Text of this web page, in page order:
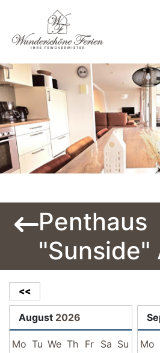
Penthaus
"Sunside"
<<
August 2026
Mo Tu We Th Fr Sa Su
Mo